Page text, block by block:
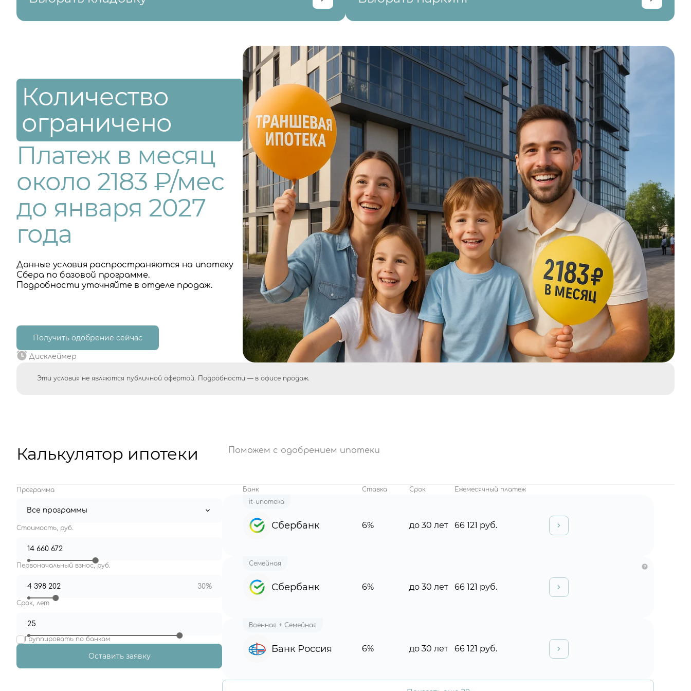
Количество
ограничено
Платеж в месяц
около 2183 ₽/мес
до января 2027
года
Данные условия распространяются на ипотеку
Сбера по базовой программе.
Подробности уточняйте в отделе продаж.
Получить одобрение сейчас
Дисклеймер
Эти условия не являются публичной офертой. Подробности — в офисе продаж.
Калькулятор ипотеки Поможем с одобрением ипотеки
Программа
Все программы
Стоимость, руб.
Первоначальный взнос, руб.
30%
Срок, лет
Группировать по банкам
Оставить заявку
Банк Ставка Срок
Ежемесячный платеж
it-ипотека
Сбербанк 6% до 30 лет 66 121 руб.
Семейная
Сбербанк 6% до 30 лет 66 121 руб.
Военная + Семейная
Банк Россия 6% до 30 лет 66 121 руб.